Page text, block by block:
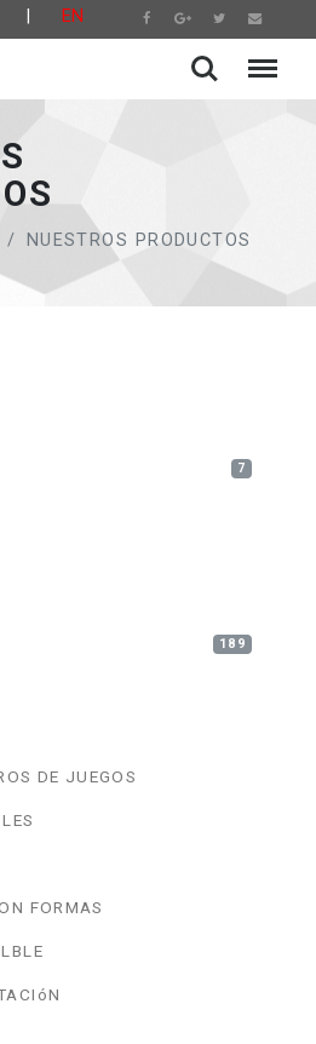
EN
NUESTROS PRODUCTOS
7
189
DE JUEGOS
FORMAS